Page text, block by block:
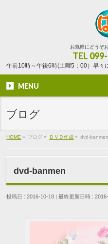
お気軽にどうぞ
TEL
午前10時～午後6時(土曜5：00）早々
MENU
ブログ
HOME » ブログ » ＤＶＤ作成 » dvd-banmen
dvd-banmen
投稿日 : 2016-10-18 最終更新日時 :